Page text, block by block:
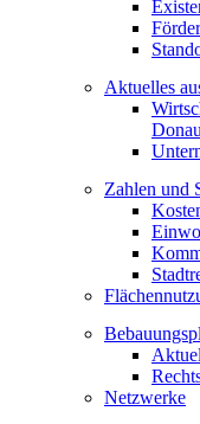
Aktuelles
Donau
Zahlen und
Netzwerke